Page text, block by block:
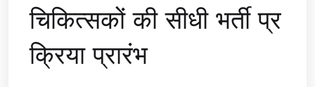
चिकित्सकों की सीधी भर्ती प्र
क्रिया प्रारंभ